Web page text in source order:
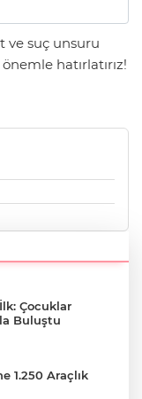
ve suç unsuru
hatırlatırız!
Çocuklar
Buluştu
1.250 Araçlık